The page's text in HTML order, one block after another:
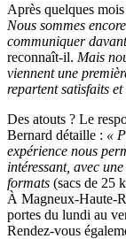
Après quelques
Nous sommes
communiquer
reconnaît-il. Mais
viennent une
repartent satisfaits et
Des atouts ? Le
Bernard détaille : «
expérience nous
intéressant, avec
formats (sacs de 25
À Magneux-Haute-
portes du lundi au
Rendez-vous